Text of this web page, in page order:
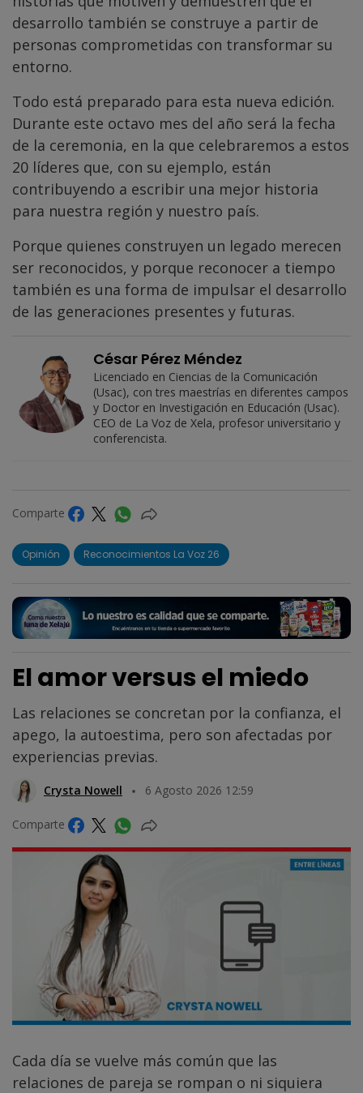
desarrollo también se construye a partir de
personas comprometidas con transformar su
entorno.
Todo está preparado para esta nueva edición.
Durante este octavo mes del año será la fecha
de la ceremonia, en la que celebraremos a estos
20 líderes que, con su ejemplo, están
contribuyendo a escribir una mejor historia
para nuestra región y nuestro país.
Porque quienes construyen un legado merecen
ser reconocidos, y porque reconocer a tiempo
también es una forma de impulsar el desarrollo
de las generaciones presentes y futuras.
César Pérez Méndez
Licenciado en Ciencias de la Comunicación
(Usac), con tres maestrías en diferentes campos
y Doctor en Investigación en Educación (Usac).
CEO de La Voz de Xela, profesor universitario y
conferencista.
Comparte
Opinión Reconocimientos La Voz 26
El amor versus el miedo
Las relaciones se concretan por la confianza, el
apego, la autoestima, pero son afectadas por
experiencias previas.
Crysta Nowell 6 Agosto 2026 12:59
Comparte
Cada día se vuelve más común que las
relaciones de pareja se rompan o ni siquiera